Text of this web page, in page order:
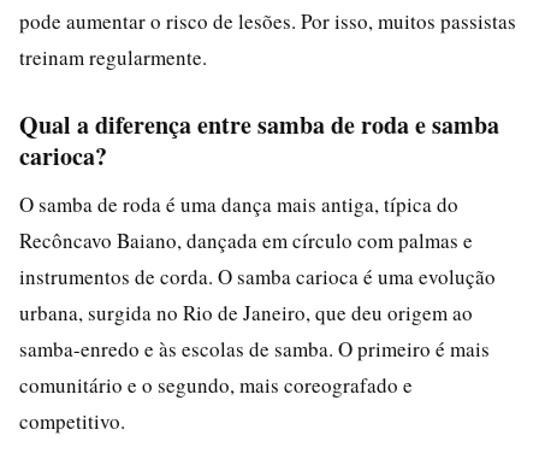
pode aumentar o risco de lesões. Por isso, muitos passistas
treinam regularmente.
Qual a diferença entre samba de roda e samba
carioca?
O samba de roda é uma dança mais antiga, típica do
Recôncavo Baiano, dançada em círculo com palmas e
instrumentos de corda. O samba carioca é uma evolução
urbana, surgida no Rio de Janeiro, que deu origem ao
samba-enredo e às escolas de samba. O primeiro é mais
comunitário e o segundo, mais coreografado e
competitivo.